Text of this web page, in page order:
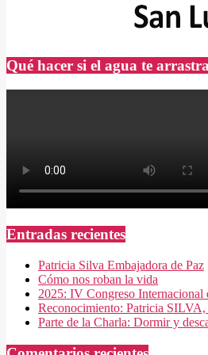
Qué hacer si el agua te
Entradas recientes
Patricia Silva Embajadora de Paz
Cómo nos roban la vida
2025: IV Congreso
Reconocimiento: Patricia
Parte de la Charla: Dormir y